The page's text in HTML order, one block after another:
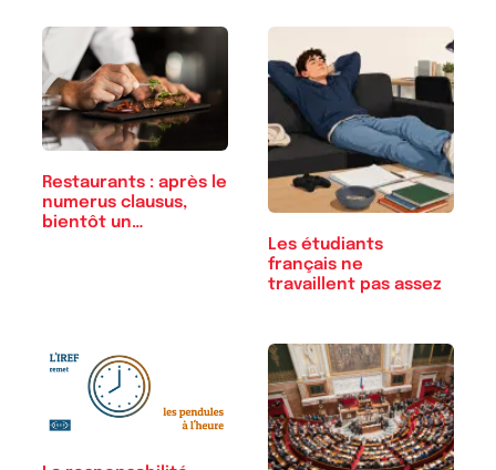
Restaurants : après le
numerus clausus,
bientôt un…
Les étudiants
français ne
travaillent pas assez